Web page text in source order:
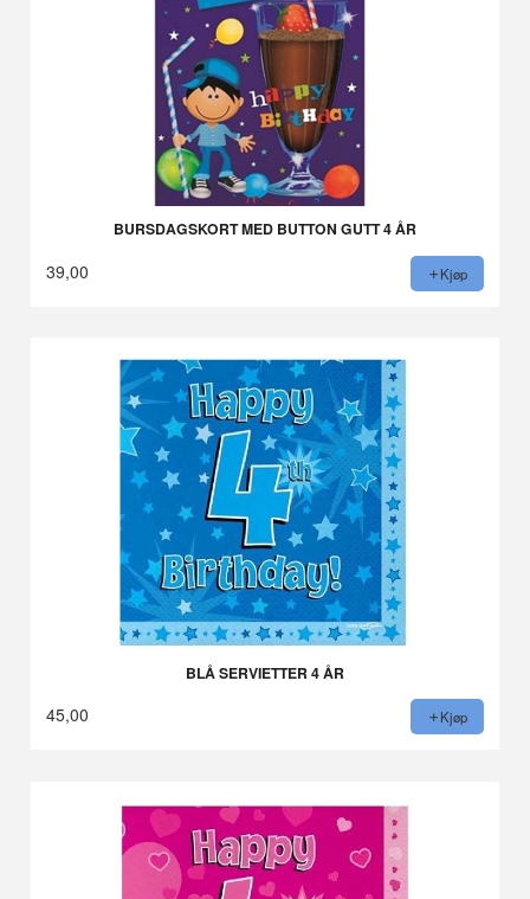
BURSDAGSKORT MED BUTTON GUTT 4 ÅR
39,00 Kjøp
BLÅ SERVIETTER 4 ÅR
45,00 Kjøp